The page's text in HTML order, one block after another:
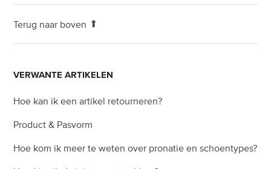
Terug naar boven
VERWANTE ARTIKELEN
Hoe kan ik een artikel retourneren?
Product & Pasvorm
Hoe kom ik meer te weten over pronatie en schoentypes?